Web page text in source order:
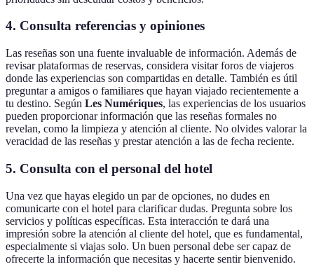
4. Consulta referencias y opiniones
Las reseñas son una fuente invaluable de información. Además de
revisar plataformas de reservas, considera visitar foros de viajeros
donde las experiencias son compartidas en detalle. También es útil
preguntar a amigos o familiares que hayan viajado recientemente a
tu destino. Según Les Numériques, las experiencias de los usuarios
pueden proporcionar información que las reseñas formales no
revelan, como la limpieza y atención al cliente. No olvides valorar la
veracidad de las reseñas y prestar atención a las de fecha reciente.
5. Consulta con el personal del hotel
Una vez que hayas elegido un par de opciones, no dudes en
comunicarte con el hotel para clarificar dudas. Pregunta sobre los
servicios y políticas específicas. Esta interacción te dará una
impresión sobre la atención al cliente del hotel, que es fundamental,
especialmente si viajas solo. Un buen personal debe ser capaz de
ofrecerte la información que necesitas y hacerte sentir bienvenido.